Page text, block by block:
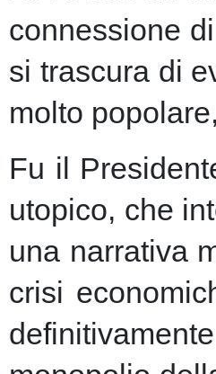
connessione
si trascura di
molto
Fu il
utopico, che
una narrativa
crisi